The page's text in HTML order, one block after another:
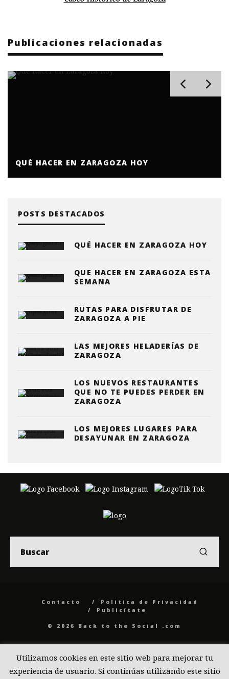
Publicaciones relacionadas
QUÉ HACER EN ZARAGOZA HOY
POSTS DESTACADOS
QUÉ HACER EN ZARAGOZA HOY
QUE HACER EN ZARAGOZA ESTA
SEMANA
RUTAS PARA DISFRUTAR DE
ZARAGOZA A PIE
LAS MEJORES HELADERÍAS DE
ZARAGOZA
LOS NUEVOS RESTAURANTES
QUE NO TE PUEDES PERDER EN
ZARAGOZA
LOS MEJORES LUGARES PARA
DESAYUNAR EN ZARAGOZA
Contacto
Politica de Privacidad
Publicítate
© 2026 Back to the Social .com
Utilizamos cookies en este sitio web para mejorar tu
experiencia de usuario. Si continúas utilizando este sitio